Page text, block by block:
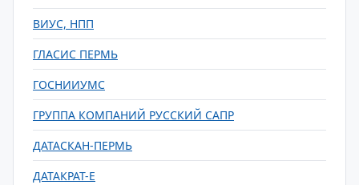
ВИУС, НПП
ГЛАСИС ПЕРМЬ
ГОСНИИУМС
ГРУППА КОМПАНИЙ РУССКИЙ САПР
ДАТАСКАН-ПЕРМЬ
ДАТАКРАТ-Е